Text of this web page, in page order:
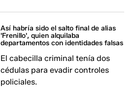
Así habría sido el salto final de alias
'Frenillo', quien alquilaba
departamentos con identidades falsas
El cabecilla criminal tenía dos
cédulas para evadir controles
policiales.